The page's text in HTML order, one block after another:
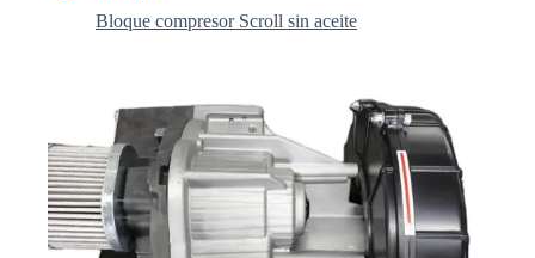
Bloque compresor Scroll sin aceite